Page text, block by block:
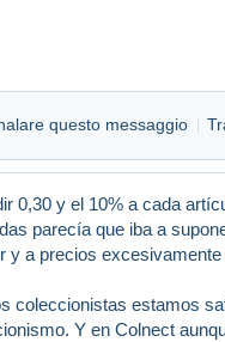
questo messaggio
0,30 y el 10% a cada
parecía que iba a
y a precios
coleccionistas estamos
Y en Colnect